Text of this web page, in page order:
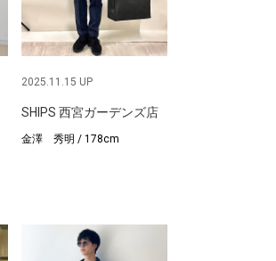
2025.11.15 UP
SHIPS 西宮ガーデンズ店
金澤 秀明 / 178cm